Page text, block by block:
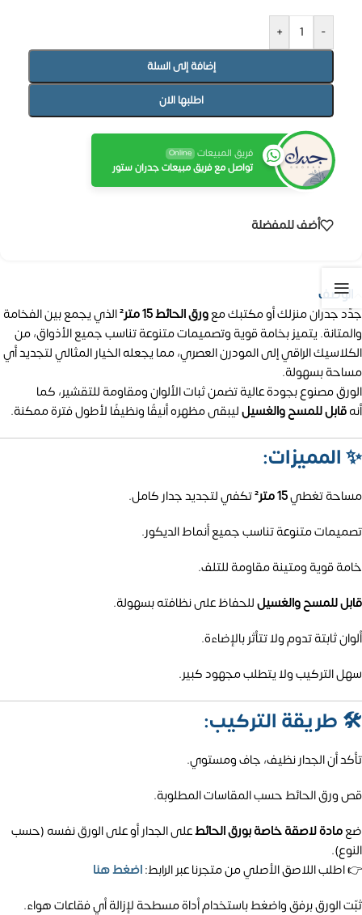
-
+
إضافة إلى السلة
اطلبها الان
فريق المبيعات Online
تواصل مع فريق مبيعات جدران ستور
أضف للمفضلة
الوصف
جدّد جدران منزلك أو مكتبك معورق الحائط 15 متر²
الذي يجمع بين الفخامة
والمتانة. يتميز بخامة قوية وتصميمات متنوعة تناسب جميع الأذواق، من
الكلاسيك الراقي إلى المودرن العصري، مما يجعله الخيار المثالي لتجديد أي
مساحة بسهولة.
الورق مصنوع بجودة عالية تضمن ثبات الألوان ومقاومة للتقشير، كما
أنهقابل للمسح والغسيلليبقى مظهره أنيقًا ونظيفًا لأطول فترة ممكنة.
✨المميزات:
مساحة تغطي15 متر²
تكفي لتجديد جدار كامل.
تصميمات متنوعة تناسب جميع أنماط الديكور.
خامة قوية ومتينة مقاومة للتلف.
قابل للمسح والغسيلللحفاظ على نظافته بسهولة.
ألوان ثابتة تدوم ولا تتأثر بالإضاءة.
سهل التركيب ولا يتطلب مجهود كبير.
🛠️ طريقة التركيب:
تأكد أن الجدار نظيف، جاف ومستوي.
قص ورق الحائط حسب المقاسات المطلوبة.
ضعمادة لاصقة خاصة بورق الحائطعلى الجدار أو على الورق نفسه (حسب
النوع).
👉 اطلب اللاصق الأصلي من متجرنا عبر الرابط:اضغط هنا
ثبّت الورق برفق واضغط باستخدام أداة مسطحة لإزالة أي فقاعات هواء.